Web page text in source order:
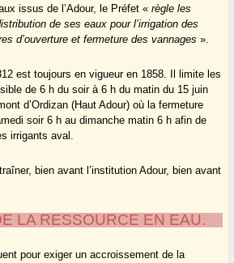
issus de l’Adour, le Préfet «règle les
de ses eaux pour l’irrigation des
d’ouverture et fermeture des vannages ».
est toujours en vigueur en 1858. Il limite les
de 6 h du soir à 6 h du matin du 15 juin
d’Ordizan (Haut Adour) où la fermeture
soir 6 h au dimanche matin 6 h afin de
irrigants aval.
bien avant l’institution Adour, bien avant
LA RESSOURCE EN EAU.
pour exiger un accroissement de la